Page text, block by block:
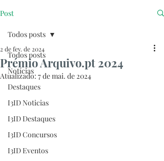
Post
Todos posts
Notícias
Destaques
I3ID Noticias
I3ID Destaques
I3ID Concursos
I3ID Eventos
Todos posts
Prémio Arquivo.pt 2024
2 de fev. de 2024
Atualizado: 7 de mai. de 2024